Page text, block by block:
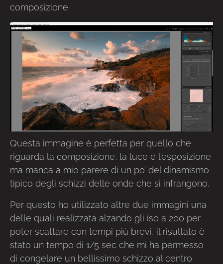
composizione.
Questa immagine è perfetta per quello che
riguarda la composizione, la luce e l’esposizione
ma manca a mio parere di un po’ del dinamismo
tipico degli schizzi delle onde che si infrangono.
Per questo ho utilizzato altre due immagini una
delle quali realizzata alzando gli iso a 200 per
poter scattare con tempi più brevi, il risultato è
stato un tempo di 1/5 sec che mi ha permesso
di congelare un bellissimo schizzo al centro